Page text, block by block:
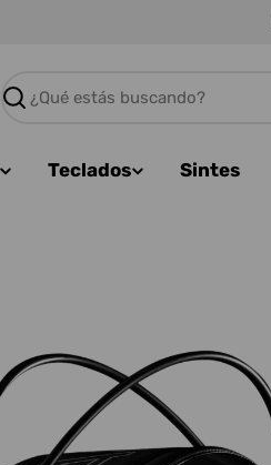
Buscar
Teclados Sintes